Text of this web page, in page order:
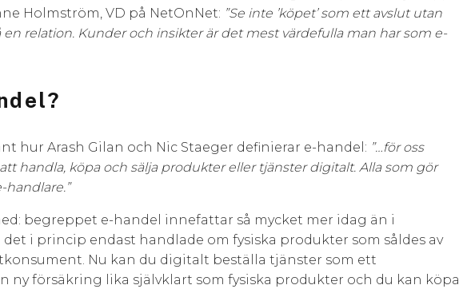
Holmström, VD på NetOnNet: ”Se inte ’köpet’ som ett avslut utan
relation. Kunder och insikter är det mest värdefulla man har som e-
hur Arash Gilan och Nic Staeger definierar e-handel: ”…för oss
handla, köpa och sälja produkter eller tjänster digitalt. Alla som gör
handlare.”
begreppet e-handel innefattar så mycket mer idag än i
det i princip endast handlade om fysiska produkter som såldes av
Nu kan du digitalt beställa tjänster som ett
ny försäkring lika självklart som fysiska produkter och du kan köpa